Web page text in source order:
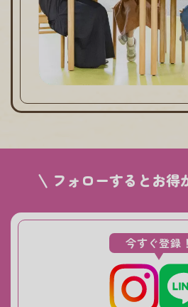
フォローするとお得
今すぐ登録！